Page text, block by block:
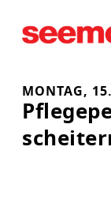
Inhalt
MONTAG,